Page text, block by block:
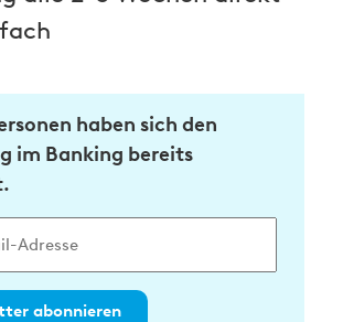
haben sich den
im Banking bereits
abonnieren